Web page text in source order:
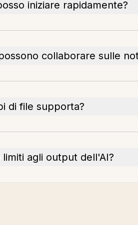
iniziare rapidamente?
collaborare sulle
di file supporta?
limiti agli output dell'AI?